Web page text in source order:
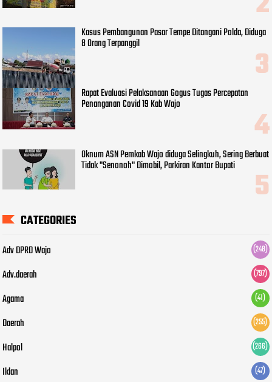
Kasus Pembangunan Pasar Tempe Ditangani Polda, Diduga
8 Orang Terpanggil
Rapat Evaluasi Pelaksanaan Gogus Tugas Percepatan
Penanganan Covid 19 Kab Wajo
Oknum ASN Pemkab Wajo diduga Selingkuh, Sering Berbuat
Tidak "Senonoh" Dimobil, Parkiran Kantor Bupati
CATEGORIES
Adv DPRD Wajo (248)
Adv.daerah (797)
Agama (41)
Daerah (255)
Halpol (266)
Iklan (47)